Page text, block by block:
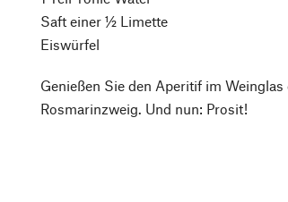
Saft einer ½ Limette
Eiswürfel
Genießen Sie den Aperitif im
Rosmarinzweig. Und nun: Prosit!